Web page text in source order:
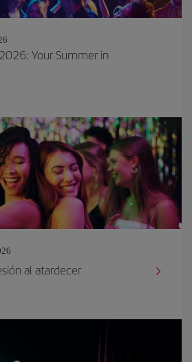
Your Summer in
al atardecer